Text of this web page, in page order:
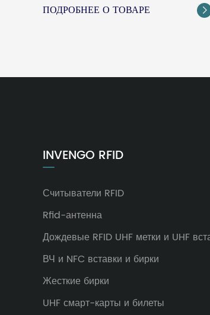
ПОДРОБНЕЕ О ТОВАРЕ 
INVENGO RFID
Считыватели RFID
Rfid-антенна
Дождевые RFID UHF метки и UHF
ВЧ и NFC вставки и бирки
Жесткие бирки
UHF смарт-карты и билеты